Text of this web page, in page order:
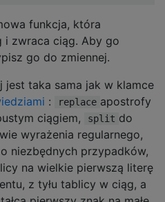
funkcja, która
i zwraca ciąg. Aby go
go do zmiennej.
jest taka sama jak w klamce
: replace apostrofy
ciągiem,
split do
wyrażenia regularnego,
niezbędnych przypadków,
na wielkie pierwszą literę
z tyłu tablicy w ciąg, a